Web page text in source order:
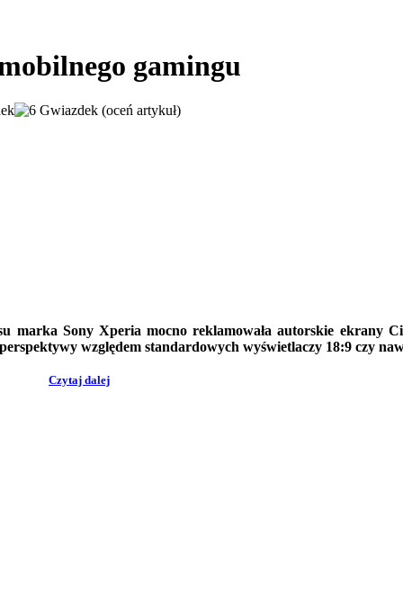
gamingu
(oceń artykuł)
marka Sony Xperia mocno reklamowała autorskie ekrany
względem standardowych wyświetlaczy 18:9 czy
Czytaj dalej